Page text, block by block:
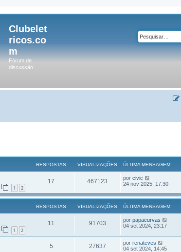
Clubelet
ricos.co
m
Fórum de
discussão
RESPOSTAS VISUALIZAÇÕES ÚLTIMA MENSAGEM
1 2
17 467123 por civic
24 nov 2025, 17:30
RESPOSTAS VISUALIZAÇÕES ÚLTIMA MENSAGEM
1 2
11 91703 por papacurvas
04 set 2024, 23:17
5 27637 por renateves
04 set 2024, 14:45